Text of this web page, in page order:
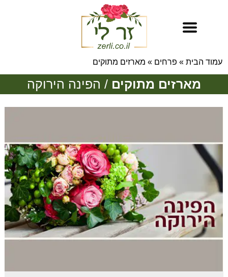
עמוד הבית » פרחים » מארזים מתוקים
מארזים מתוקים / הפינה הירוקה